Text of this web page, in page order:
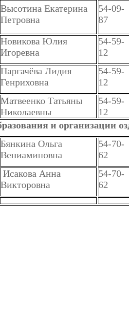
Высотина Екатерина
Петровна
54-09-
87
Новикова Юлия
Игоревна
54-59-
12
Паргачёва Лидия
Генриховна
54-59-
12
Матвеенко Татьяны
Николаевны
54-59-
12
и организации
Бянкина Ольга
Вениаминовна
54-70-
62
Исакова Анна
Викторовна
54-70-
62